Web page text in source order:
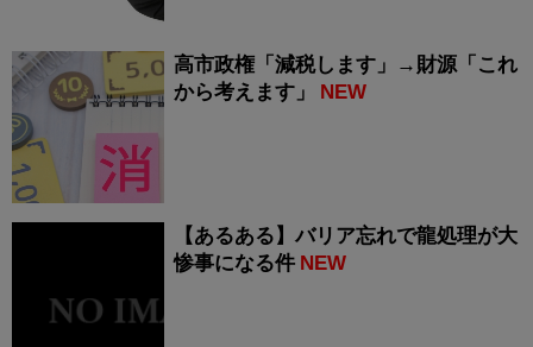
高市政権「減税します」→財源「これ
から考えます」
NEW
【あるある】バリア忘れで龍処理が大
惨事になる件 NEW